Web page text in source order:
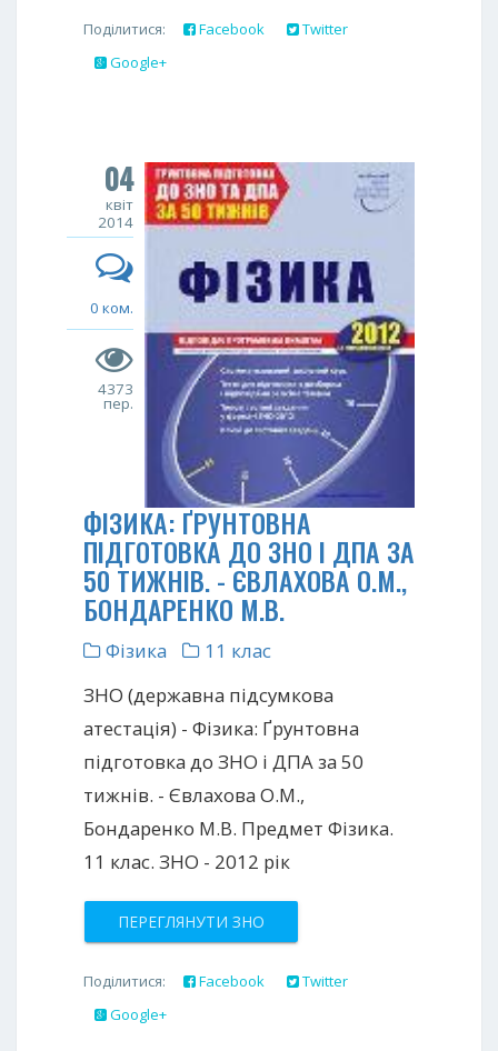
Поділитися: Facebook
Twitter
Google+
04
квіт
2014
0 ком.
4373
пер.
ФІЗИКА: ҐРУНТОВНА
ПІДГОТОВКА ДО ЗНО І ДПА ЗА
50 ТИЖНІВ. - ЄВЛАХОВА О.М.,
БОНДАРЕНКО М.В.
Фізика
11 клас
ЗНО (державна підсумкова
атестація) - Фізика: Ґрунтовна
підготовка до ЗНО і ДПА за 50
тижнів. - Євлахова О.М.,
Бондаренко М.В. Предмет Фізика.
11 клас. ЗНО - 2012 рік
ПЕРЕГЛЯНУТИ ЗНО
Поділитися: Facebook
Twitter
Google+